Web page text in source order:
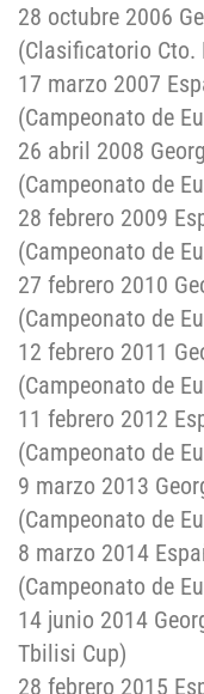
28 octubre 2006
(Clasificatorio Cto.
17 marzo 2007
(Campeonato de
26 abril 2008
(Campeonato de
28 febrero 2009
(Campeonato de
27 febrero 2010
(Campeonato de
12 febrero 2011
(Campeonato de
11 febrero 2012
(Campeonato de
9 marzo 2013
(Campeonato de
8 marzo 2014
(Campeonato de
14 junio 2014
Tbilisi Cup)
28 febrero 2015